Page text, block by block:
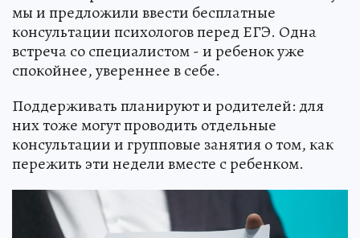
мы и предложили ввести бесплатные
консультации психологов перед ЕГЭ. Одна
встреча со специалистом - и ребенок уже
спокойнее, увереннее в себе.
Поддерживать планируют и родителей: для
них тоже могут проводить отдельные
консультации и групповые занятия о том, как
пережить эти недели вместе с ребенком.